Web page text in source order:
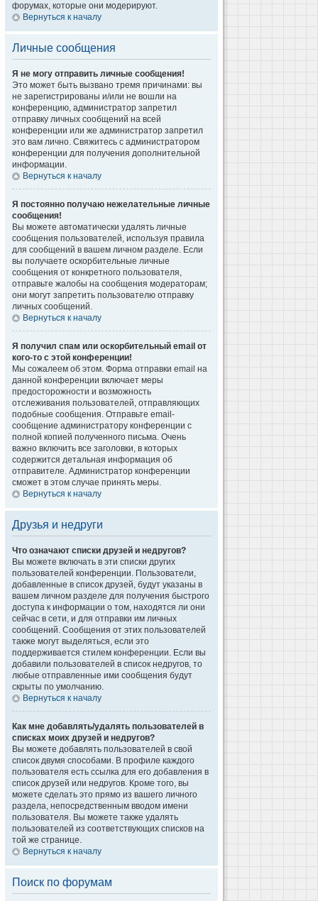
форумах, которые они модерируют.
Вернуться к началу
Личные сообщения
Я не могу отправить личные сообщения!
Это может быть вызвано тремя причинами: вы
не зарегистрированы и/или не вошли на
конференцию, администратор запретил
отправку личных сообщений на всей
конференции или же администратор запретил
это вам лично. Свяжитесь с администратором
конференции для получения дополнительной
информации.
Вернуться к началу
Я постоянно получаю нежелательные личные
сообщения!
Вы можете автоматически удалять личные
сообщения пользователей, используя правила
для сообщений в вашем личном разделе. Если
вы получаете оскорбительные личные
сообщения от конкретного пользователя,
отправьте жалобы на сообщения модераторам;
они могут запретить пользователю отправку
личных сообщений.
Вернуться к началу
Я получил спам или оскорбительный email от
кого-то с этой конференции!
Мы сожалеем об этом. Форма отправки email на
данной конференции включает меры
предосторожности и возможность
отслеживания пользователей, отправляющих
подобные сообщения. Отправьте email-
сообщение администратору конференции с
полной копией полученного письма. Очень
важно включить все заголовки, в которых
содержится детальная информация об
отправителе. Администратор конференции
сможет в этом случае принять меры.
Вернуться к началу
Друзья и недруги
Что означают списки друзей и недругов?
Вы можете включать в эти списки других
пользователей конференции. Пользователи,
добавленные в список друзей, будут указаны в
вашем личном разделе для получения быстрого
доступа к информации о том, находятся ли они
сейчас в сети, и для отправки им личных
сообщений. Сообщения от этих пользователей
также могут выделяться, если это
поддерживается стилем конференции. Если вы
добавили пользователей в список недругов, то
любые отправленные ими сообщения будут
скрыты по умолчанию.
Вернуться к началу
Как мне добавлять/удалять пользователей в
списках моих друзей и недругов?
Вы можете добавлять пользователей в свой
список двумя способами. В профиле каждого
пользователя есть ссылка для его добавления в
список друзей или недругов. Кроме того, вы
можете сделать это прямо из вашего личного
раздела, непосредственным вводом имени
пользователя. Вы можете также удалять
пользователей из соответствующих списков на
той же странице.
Вернуться к началу
Поиск по форумам